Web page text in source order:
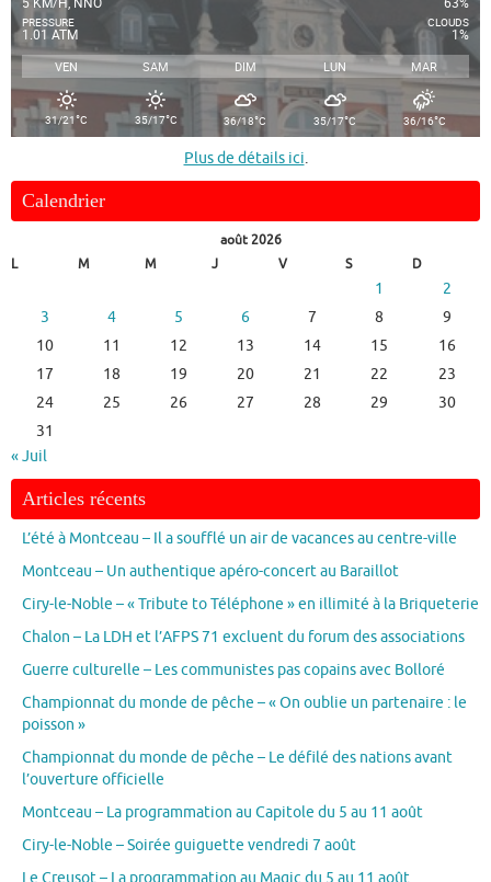
PRESSURE
1.01 ATM
CLOUDS
1%
VEN SAM DIM LUN MAR
31/21°C 35/17°C 36/18°C 35/17°C 36/16°C
Plus de détails ici.
Calendrier
août 2026
L
M M J V S D
1
2
3
4 5 6 7 8
9
10
11 12 13 14 15
16
17
18 19 20 21 22
23
24
25 26 27 28 29
30
31
« Juil
Articles récents
L’été à Montceau – Il a soufflé un air de vacances au centre-ville
Montceau – Un authentique apéro-concert au Baraillot
Ciry-le-Noble – « Tribute to Téléphone » en illimité à la Briqueterie
Chalon – La LDH et l’AFPS 71 excluent du forum des associations
Guerre culturelle – Les communistes pas copains avec Bolloré
Championnat du monde de pêche – « On oublie un partenaire : le
poisson »
Championnat du monde de pêche – Le défilé des nations avant
l’ouverture officielle
Montceau – La programmation au Capitole du 5 au 11 août
Ciry-le-Noble – Soirée guiguette vendredi 7 août
Le Creusot – La programmation au Magic du 5 au 11 août